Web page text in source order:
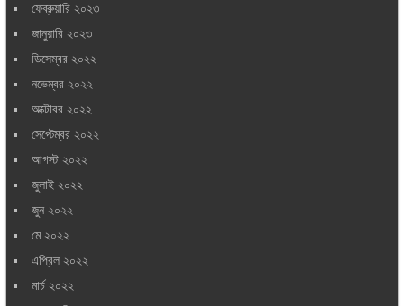
ফেব্রুয়ারি ২০২৩
জানুয়ারি ২০২৩
ডিসেম্বর ২০২২
নভেম্বর ২০২২
অক্টোবর ২০২২
সেপ্টেম্বর ২০২২
আগস্ট ২০২২
জুলাই ২০২২
জুন ২০২২
মে ২০২২
এপ্রিল ২০২২
মার্চ ২০২২